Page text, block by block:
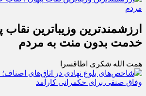
ارزشمندترین وزیباترین نقاب
خدمت بدون منت به مردم
همت الله شکری اطاقسرا